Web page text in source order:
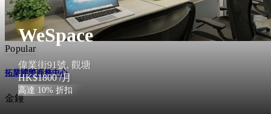
WeSpace
偉業街91號, 觀塘
HK$1800 /月
高達 10% 折扣
Popular
拓業國際商務中心
金鐘